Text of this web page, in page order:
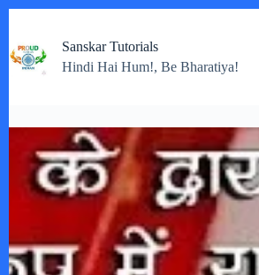
content
Sanskar Tutorials
Hindi Hai Hum!, Be Bharatiya!